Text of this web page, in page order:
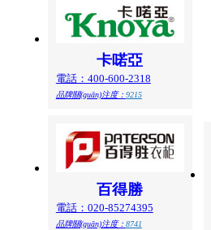
卡喏亞
電話：400-600-2318
品牌關(guān)注度： 9215
百得勝
電話：020-85274395
品牌關(guān)注度： 8741